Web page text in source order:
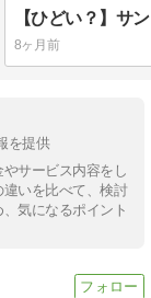
8ヶ月前
を提供
サービス内容をし
いを比べて、検討
気になるポイント